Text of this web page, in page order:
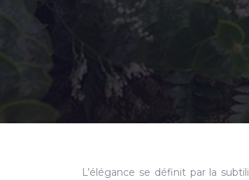
L’élégance se définit par la